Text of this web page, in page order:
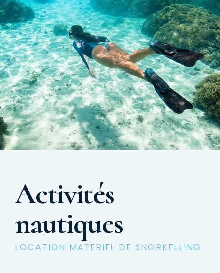
Activités
nautiques
LOCATION MATERIEL DE SNORKELLING